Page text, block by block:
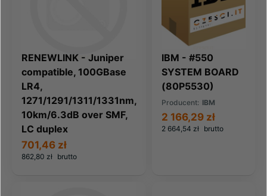
RENEWLINK - Juniper
compatible, 100GBase
LR4,
1271/1291/1311/1331nm,
10km/6.3dB over SMF,
LC duplex
862,80 zł brutto
701,46 zł
IBM - #550
SYSTEM BOARD
(80P5530)
Producent: IBM
2 664,54 zł brutto
2 166,29 zł